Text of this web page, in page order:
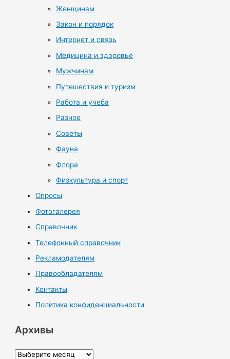
Женщинам
Закон и порядок
Интернет и связь
Медицина и здоровье
Мужчинам
Путешествия и туризм
Работа и учеба
Разное
Советы
Фауна
Флора
Физкультура и спорт
Опросы
Фотогалерея
Справочник
Телефонный справочник
Рекламодателям
Правообладателям
Контакты
Политика конфиденциальности
Архивы
А